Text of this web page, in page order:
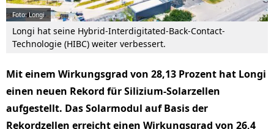
Foto: Longi
Longi hat seine Hybrid-Interdigitated-Back-Contact-
Technologie (HIBC) weiter verbessert.
Mit einem Wirkungsgrad von 28,13 Prozent hat Longi
einen neuen Rekord für Silizium-Solarzellen
aufgestellt. Das Solarmodul auf Basis der
Rekordzellen erreicht einen Wirkungsgrad von 26,4